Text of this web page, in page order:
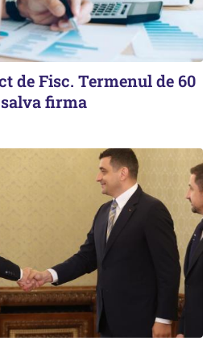
de Fisc. Termenul de 60
firma